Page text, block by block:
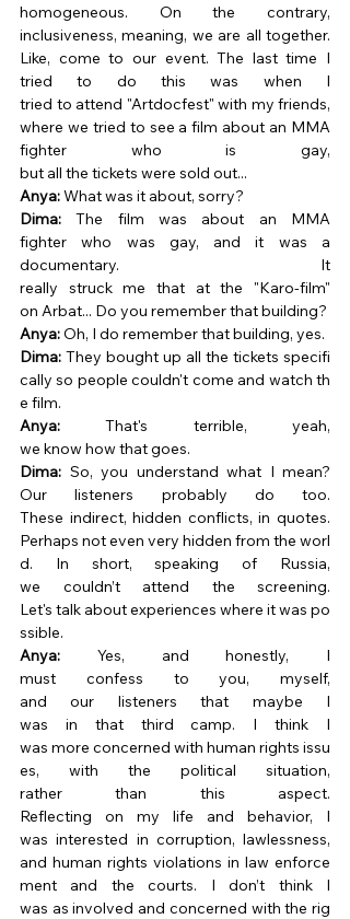
homogeneous. On the contrary,
inclusiveness, meaning, we are all together.
Like, come to our event. The last time I
tried to do this was when I
tried to attend "Artdocfest" with my friends,
where we tried to see a film about an MMA
fighter who is gay,
but all the tickets were sold out...
Anya: What was it about, sorry?
Dima: The film was about an MMA
fighter who was gay, and it was a
documentary. It
really struck me that at the "Karo-film"
on Arbat... Do you remember that building?
Anya: Oh, I do remember that building, yes.
Dima: They bought up all the tickets specifi
cally so people couldn't come and watch th
e film.
Anya: That's terrible, yeah,
we know how that goes.
Dima: So, you understand what I mean?
Our listeners probably do too.
These indirect, hidden conflicts, in quotes.
Perhaps not even very hidden from the worl
d. In short, speaking of Russia,
we couldn’t attend the screening.
Let's talk about experiences where it was po
ssible.
Anya: Yes, and honestly, I
must confess to you, myself,
and our listeners that maybe I
was in that third camp. I think I
was more concerned with human rights issu
es, with the political situation,
rather than this aspect.
Reflecting on my life and behavior, I
was interested in corruption, lawlessness,
and human rights violations in law enforce
ment and the courts. I don’t think I
was as involved and concerned with the rig